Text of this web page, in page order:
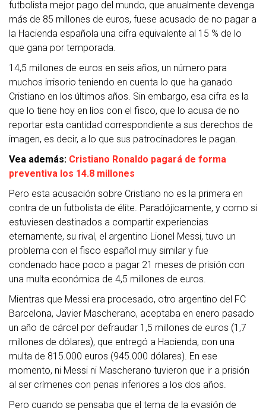
futbolista mejor pago del mundo, que anualmente devenga
más de 85 millones de euros, fuese acusado de no pagar a
la Hacienda española una cifra equivalente al 15 % de lo
que gana por temporada.
14,5 millones de euros en seis años, un número para
muchos irrisorio teniendo en cuenta lo que ha ganado
Cristiano en los últimos años. Sin embargo, esa cifra es la
que lo tiene hoy en líos con el fisco, que lo acusa de no
reportar esta cantidad correspondiente a sus derechos de
imagen, es decir, a lo que sus patrocinadores le pagan.
Vea además: Cristiano Ronaldo pagará de forma
preventiva los 14.8 millones
Pero esta acusación sobre Cristiano no es la primera en
contra de un futbolista de élite. Paradójicamente, y como si
estuviesen destinados a compartir experiencias
eternamente, su rival, el argentino Lionel Messi, tuvo un
problema con el fisco español muy similar y fue
condenado hace poco a pagar 21 meses de prisión con
una multa económica de 4,5 millones de euros.
Mientras que Messi era procesado, otro argentino del FC
Barcelona, Javier Mascherano, aceptaba en enero pasado
un año de cárcel por defraudar 1,5 millones de euros (1,7
millones de dólares), que entregó a Hacienda, con una
multa de 815.000 euros (945.000 dólares). En ese
momento, ni Messi ni Mascherano tuvieron que ir a prisión
al ser crímenes con penas inferiores a los dos años.
Pero cuando se pensaba que el tema de la evasión de